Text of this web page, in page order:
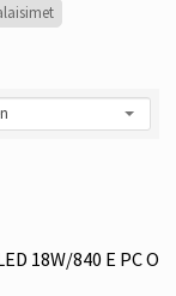
18W/840 E PC O